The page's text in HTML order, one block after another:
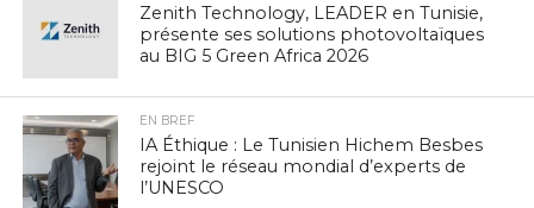
Zenith Technology, LEADER en Tunisie,
présente ses solutions photovoltaïques
au BIG 5 Green Africa 2026
EN BREF
IA Éthique : Le Tunisien Hichem Besbes
rejoint le réseau mondial d’experts de
l’UNESCO